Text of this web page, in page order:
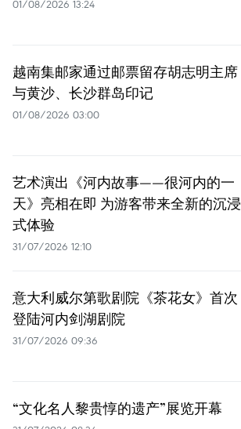
01/08/2026 13:24
越南集邮家通过邮票留存胡志明主席
与黄沙、长沙群岛印记
01/08/2026 03:00
艺术演出《河内故事——很河内的一
天》亮相在即 为游客带来全新的沉浸
式体验
31/07/2026 12:10
意大利威尔第歌剧院《茶花女》首次
登陆河内剑湖剧院
31/07/2026 09:36
“文化名人黎贵惇的遗产”展览开幕